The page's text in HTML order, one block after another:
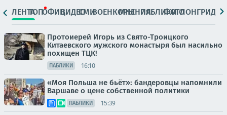
ЛЕНТАТОПОФИЦ.ВИДЕОСМИВОЕНКОРЫМНЕНИЯПАБЛИКИ
ФОТОЛОНГРИДЫ
Протоиерей Игорь из Свято-Троицкого
Китаевского мужского монастыря был насильно
похищен ТЦК!
ПАБЛИКИ 16:10
«Моя Польша не бьёт»: бандеровцы напомнили
Варшаве о цене собственной политики
ПАБЛИКИ 15:39